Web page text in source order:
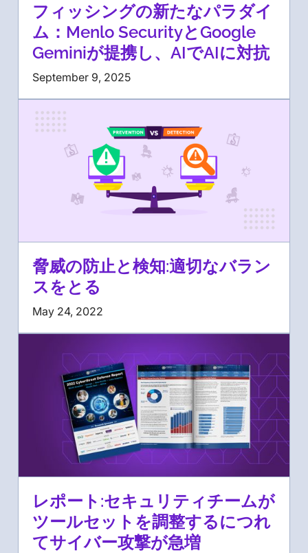
フィッシングの新たなパラダイ
ム：Menlo SecurityとGoogle
Geminiが提携し、AIでAIに対抗
September 9, 2025
脅威の防止と検知:適切なバラン
スをとる
May 24, 2022
レポート:セキュリティチームが
ツールセットを調整するにつれ
てサイバー攻撃が急増